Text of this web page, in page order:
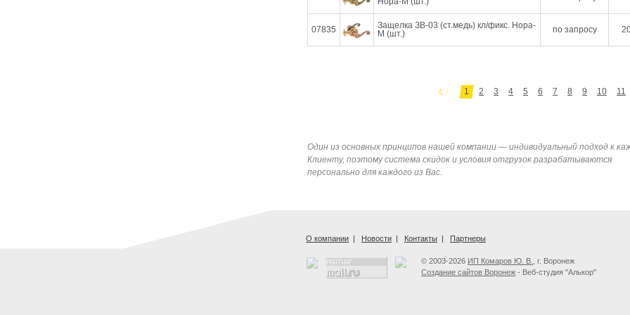
07835
Защелка ЗВ-03 (ст.медь) кл/фикс. Нора-
М (шт.)
по запросу
1 2 3 4 5 6 7 8 9 10 11
Один из основных принципов нашей компании — индивидуальный подход к
Клиенту, поэтому система скидок и условия отгрузок разрабатываются
персонально для каждого из Вас.
О компании | Новости | Контакты | Партнеры
© 2003-2026 ИП Комаров Ю. В.
, г. Воронеж
Создание сайтов Воронеж - Веб-студия "Алькор"